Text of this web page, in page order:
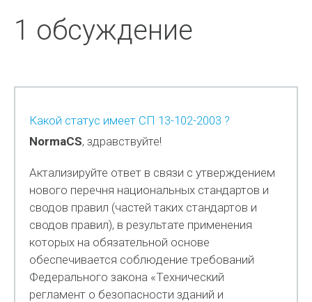
1 обсуждение
Какой статус имеет СП 13-102-2003 ?
NormaCS, здравствуйте!
Актализируйте ответ в связи с утверждением
нового перечня национальных стандартов и
сводов правил (частей таких стандартов и
сводов правил), в результате применения
которых на обязательной основе
обеспечивается соблюдение требований
Федерального закона «Технический
регламент о безопасности зданий и